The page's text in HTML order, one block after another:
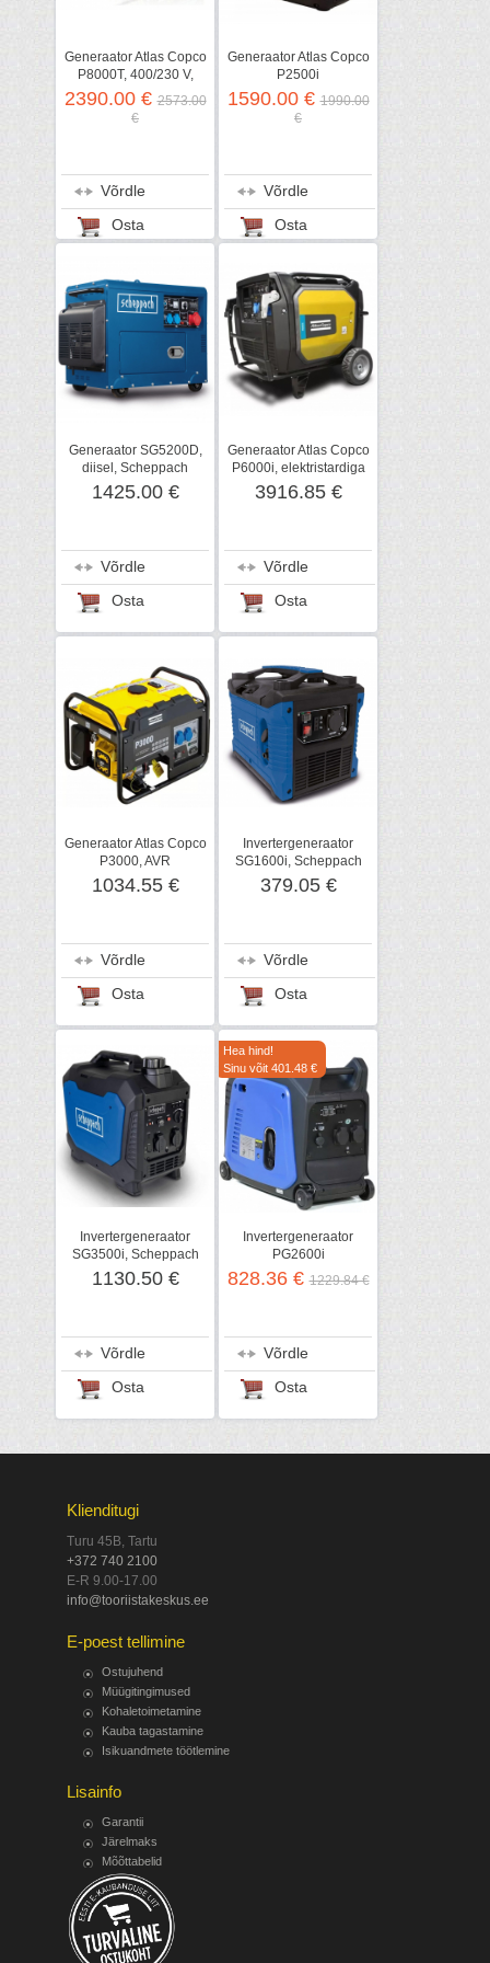
Generaator Atlas Copco
P8000T, 400/230 V,
elektristardiga
2390.00 €2573.00
€
Võrdle
Osta
Generaator Atlas Copco
P2500i
1590.00 €1990.00
€
Võrdle
Osta
Generaator SG5200D,
diisel, Scheppach
1425.00 €
Võrdle
Osta
Generaator Atlas Copco
P6000i, elektristardiga
3916.85 €
Võrdle
Osta
Generaator Atlas Copco
P3000, AVR
1034.55 €
Võrdle
Osta
Invertergeneraator
SG1600i, Scheppach
379.05 €
Võrdle
Osta
Invertergeneraator
SG3500i, Scheppach
1130.50 €
Võrdle
Osta
Hea hind!
Sinu võit 401.48 €
Invertergeneraator
PG2600i
828.36 €1229.84 €
Võrdle
Osta
Klienditugi
Turu 45B, Tartu
+372 740 2100
E-R 9.00-17.00
info@tooriistakeskus.ee
E-poest tellimine
Ostujuhend
Müügitingimused
Kohaletoimetamine
Kauba tagastamine
Isikuandmete töötlemine
Lisainfo
Garantii
Järelmaks
Mõõttabelid